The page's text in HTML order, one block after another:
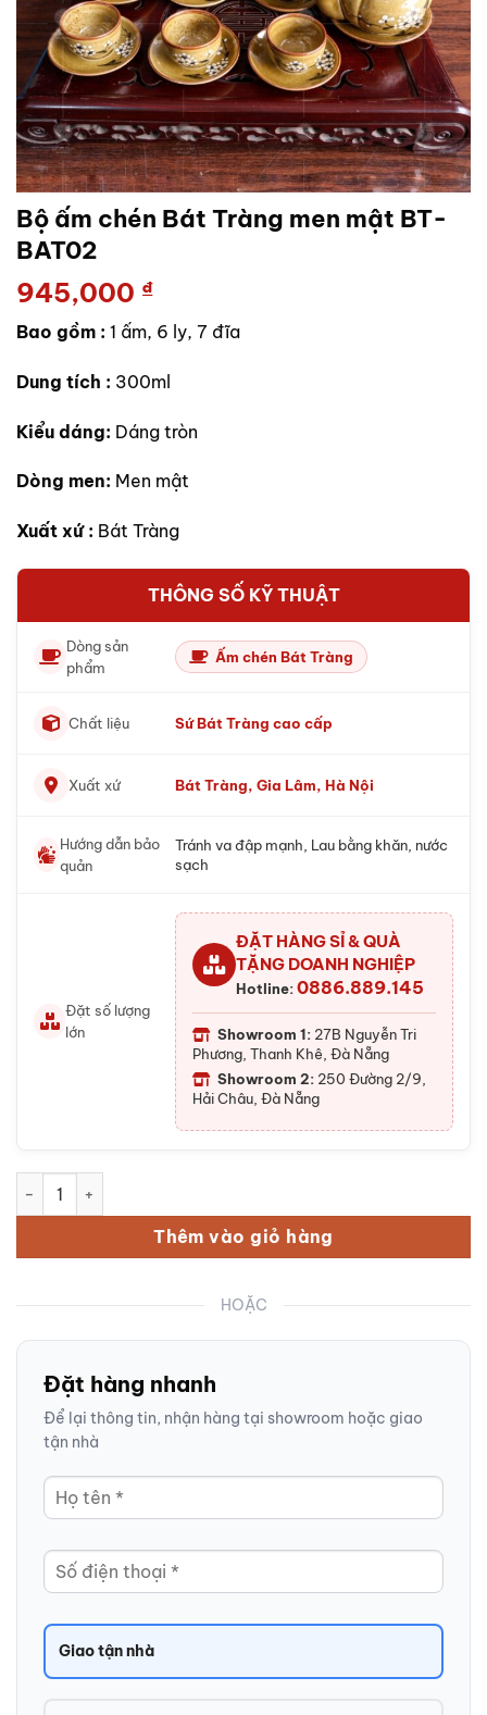
Bộ ấm chén Bát Tràng men mật BT-
BAT02
945,000 ₫
Bao gồm : 1 ấm, 6 ly, 7 đĩa
Dung tích : 300ml
Kiểu dáng: Dáng tròn
Dòng men: Men mật
Xuất xứ : Bát Tràng
THÔNG SỐ KỸ THUẬT
Dòng sản
phẩm
Ấm chén Bát Tràng
Chất liệu Sứ Bát Tràng cao cấp
Xuất xứ Bát Tràng, Gia Lâm, Hà Nội
Hướng dẫn bảo
quản
Tránh va đập mạnh, Lau bằng khăn, nước
sạch
Đặt số lượng
lớn
ĐẶT HÀNG SỈ & QUÀ
TẶNG DOANH NGHIỆP
Hotline:0886.889.145
Showroom 1: 27B Nguyễn Tri
Phương, Thanh Khê, Đà Nẵng
Showroom 2: 250 Đường 2/9,
Hải Châu, Đà Nẵng
Bộ ấm chén Bát Tràng men mật BT-BAT02 số lượng
Thêm vào giỏ hàng
HOẶC
Đặt hàng nhanh
Để lại thông tin, nhận hàng tại showroom hoặc giao
tận nhà
Giao tận nhà